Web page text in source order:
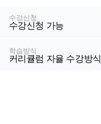
수강신청
수강신청 가능
학습방식
커리큘럼 자율 수강방식